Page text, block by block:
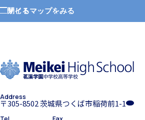
サイトマップをみる
閉じる
学校長挨拶
Address
〒305-8502 茨城県つくば市稲荷前1-1
学園寮
生活の様子
進路実績